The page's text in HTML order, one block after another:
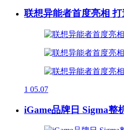
联想异能者首度亮相
1 05.07
iGame品牌日 Sigma整